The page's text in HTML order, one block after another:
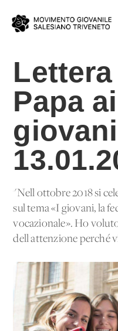
Papa ai
"Nell'ottobre 2018 si
sul tema «I giovani, la
vocazionale». Ho
dell'attenzione perché